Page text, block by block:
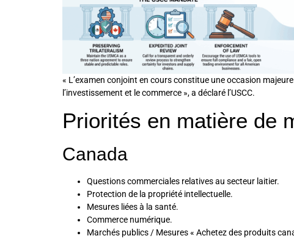
« L’examen conjoint en cours constitue une occasion
l’investissement et le commerce », a déclaré l’USCC.
Priorités en matière de
Canada
Questions commerciales relatives au secteur laitier.
Protection de la propriété intellectuelle.
Mesures liées à la santé.
Commerce numérique.
Marchés publics / Mesures « Achetez des produits